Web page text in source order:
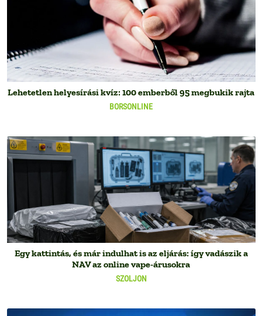
BORSONLINE
Lehetetlen helyesírási kvíz: 100 emberből 95 megbukik rajta
SZOLJON
Egy kattintás, és már indulhat is az eljárás: így vadászik a
NAV az online vape-árusokra